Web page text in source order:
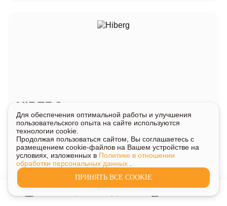
HIBERG
Представлен в магазинах
Техномульт
Техника и электроника
Для обеспечения оптимальной работы и улучшения
пользовательского опыта на сайте используются
технологии cookie.
Продолжая пользоваться сайтом, Вы соглашаетесь с
размещением cookie-файлов на Вашем устройстве на
условиях, изложенных в Политике в отношении
обработки персональных данных
ПРИНЯТЬ ВСЕ COOKIE